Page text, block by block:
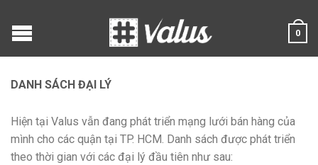
0
DANH SÁCH ĐẠI LÝ
Hiện tại Valus vẫn đang phát triển mạng lưới bán hàng của
mình cho các quận tại TP. HCM. Danh sách được phát triển
theo thời gian với các đại lý đầu tiên như sau: